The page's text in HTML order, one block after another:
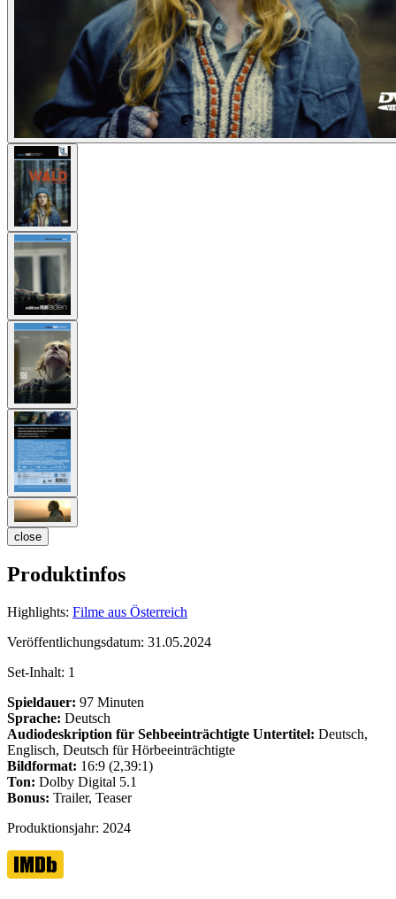
close
Produktinfos
Highlights: Filme aus Österreich
Veröffentlichungsdatum: 31.05.2024
Set-Inhalt: 1
Spieldauer: 97 Minuten
Sprache: Deutsch
Audiodeskription für Sehbeeinträchtigte Untertitel: Deutsch,
Englisch, Deutsch für Hörbeeinträchtigte
Bildformat: 16:9 (2,39:1)
Ton: Dolby Digital 5.1
Bonus: Trailer, Teaser
Produktionsjahr: 2024